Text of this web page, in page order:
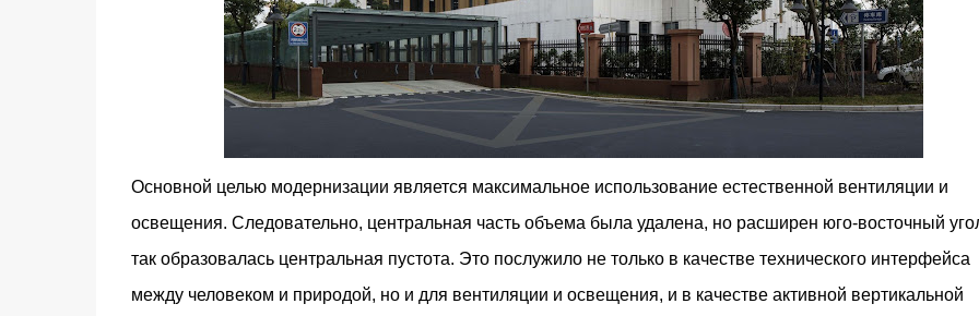
Основной целью модернизации является максимальное использование естественной вентиляции и
освещения. Следовательно, центральная часть объема была удалена, но расширен юго-восточный
так образовалась центральная пустота. Это послужило не только в качестве технического интерфейса
между человеком и природой, но и для вентиляции и освещения, и в качестве активной вертикальной